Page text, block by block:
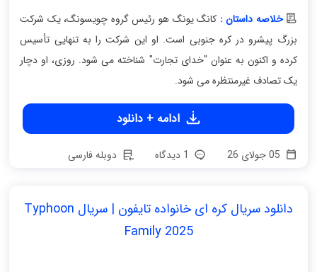
خلاصه داستان : کانگ یونگ هو رئیس گروه چویسونگ، یک شرکت
بزرگ پیشرو در کره جنوبی است. او این شرکت را به تنهایی تأسیس
کرده و اکنون به عنوان "خدای تجارت" شناخته می شود. روزی، او دچار
یک تصادف غیرمنتظره می شود.
ادامه + دانلود
دوبله فارسی
دانلود سریال کره ای خانواده تایفون | سریال Typhoon
Family 2025